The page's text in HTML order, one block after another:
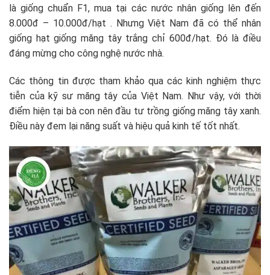
là giống chuẩn F1, mua tại các nước nhân giống lên đến
8.000đ – 10.000đ/hạt . Nhưng Việt Nam đã có thể nhân
giống hạt giống măng tây trắng chỉ 600đ/hạt. Đó là điều
đáng mừng cho công nghệ nước nhà.
Các thông tin được tham khảo qua các kinh nghiệm thực
tiễn của kỹ sư măng tây của Việt Nam. Như vậy, với thời
điểm hiện tại bà con nên đầu tư trồng giống măng tây xanh.
Điều này đem lại năng suất và hiệu quả kinh tế tốt nhất.